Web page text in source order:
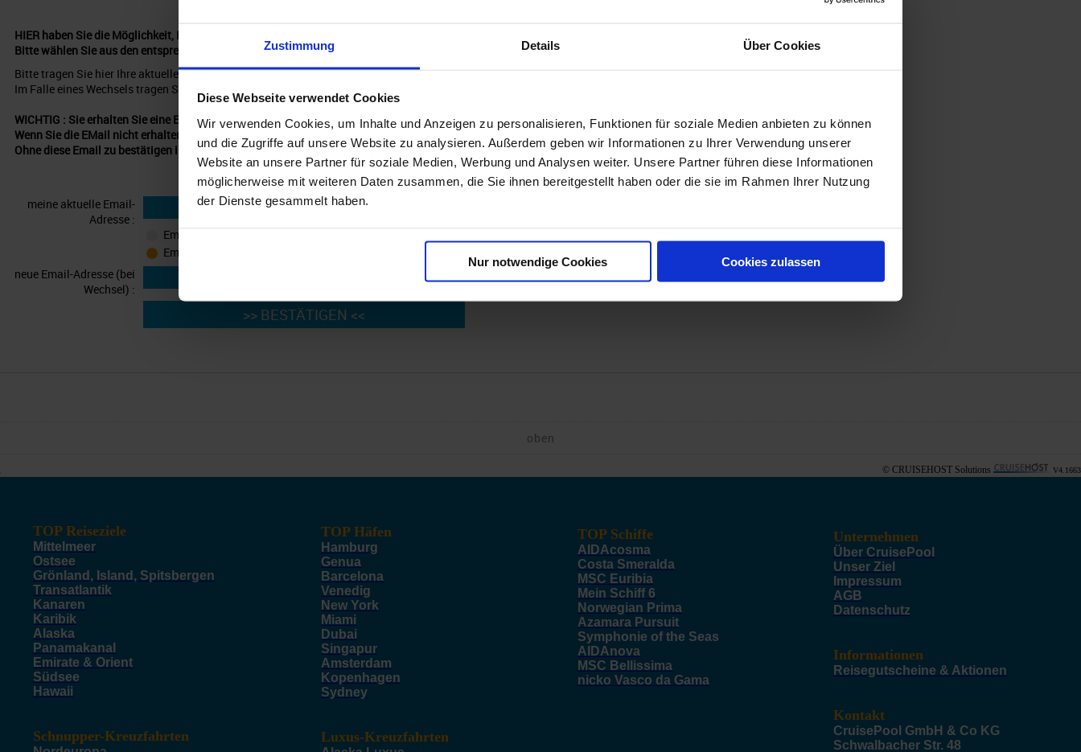
Zustimmung Details Über Cookies
Diese Webseite verwendet Cookies
Wir verwenden Cookies, um Inhalte und Anzeigen zu personalisieren, Funktionen für soziale Medien anbieten zu können
und die Zugriffe auf unsere Website zu analysieren. Außerdem geben wir Informationen zu Ihrer Verwendung unserer
Website an unsere Partner für soziale Medien, Werbung und Analysen weiter. Unsere Partner führen diese Informationen
möglicherweise mit weiteren Daten zusammen, die Sie ihnen bereitgestellt haben oder die sie im Rahmen Ihrer Nutzung
der Dienste gesammelt haben.
Nur notwendige Cookies Cookies zulassen
HIER haben Sie die Möglichkeit, Ihre Email-Adresse zu ÄNDERN oder unseren Newsletter ABZUBESTELLEN.
Bitte wählen Sie aus den entsprechenden Möglichkeiten.
Bitte tragen Sie hier Ihre aktuelle Emailadresse ein und wählen Sie anschließend, ob diese ausgetragen oder gewechselt werden soll.
Im Falle eines Wechsels tragen Sie bitte darunter Ihre neue Email-Adresse ein
WICHTIG : Sie erhalten Sie eine Email mit einem Link zum Bestätigen der Abmeldung.
Wenn Sie die EMail nicht erhalten, prüfen Sie bitte Ihr SPAM/JUNK Postfach.
Ohne diese Email zu bestätigen ist die Abmeldung NICHT erfolgreich !
meine aktuelle Email-
Adresse :
Email-Adresse wechseln
Email-Adresse aus Newsletterverteiler löschen
neue Email-Adresse (bei
Wechsel) :
oben
© CRUISEHOST Solutions V4.1663
TOP Reiseziele
Mittelmeer
Ostsee
Grönland, Island, Spitsbergen
Transatlantik
Kanaren
Karibik
Alaska
Panamakanal
Emirate & Orient
Südsee
Hawaii
Schnupper-Kreuzfahrten
TOP Häfen
Hamburg
Genua
Barcelona
Venedig
New York
Miami
Dubai
Singapur
Amsterdam
Kopenhagen
Sydney
Luxus-Kreuzfahrten
TOP Schiffe
AIDAcosma
Costa Smeralda
MSC Euribia
Mein Schiff 6
Norwegian Prima
Azamara Pursuit
Symphonie of the Seas
AIDAnova
MSC Bellissima
nicko Vasco da Gama
Unternehmen
Über CruisePool
Unser Ziel
Impressum
AGB
Datenschutz
Informationen
Reisegutscheine & Aktionen
Kontakt
CruisePool GmbH & Co KG
Schwalbacher Str. 48